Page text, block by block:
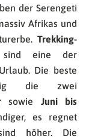
der Serengeti
Afrikas und
Trekking-
eine der
Die beste
die zwei
sowie Juni bis
es regnet
höher. Die